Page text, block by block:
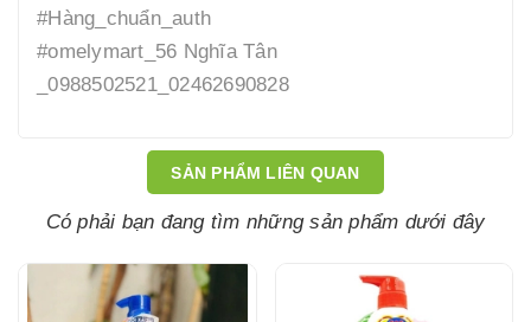
#Hàng_chuẩn_auth
#omelymart_56 Nghĩa Tân
_0988502521_02462690828
SẢN PHẨM LIÊN QUAN
Có phải bạn đang tìm những sản phẩm dưới đây